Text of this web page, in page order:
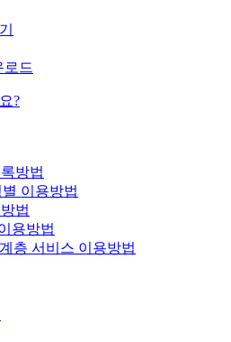
로드
?
방법
이용방법
법
용방법
층 서비스 이용방법